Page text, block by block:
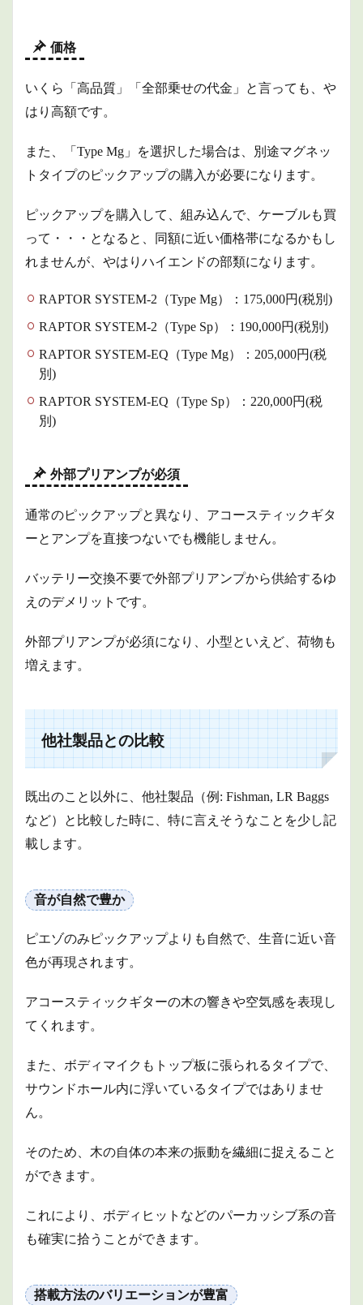
価格
いくら「高品質」「全部乗せの代金」と言っても、や
はり高額です。
また、「Type Mg」を選択した場合は、別途マグネッ
トタイプのピックアップの購入が必要になります。
ピックアップを購入して、組み込んで、ケーブルも買
って・・・となると、同額に近い価格帯になるかもし
れませんが、やはりハイエンドの部類になります。
RAPTOR SYSTEM-2（Type Mg）：175,000円(税別)
RAPTOR SYSTEM-2（Type Sp）：190,000円(税別)
RAPTOR SYSTEM-EQ（Type Mg）：205,000円(税
別)
RAPTOR SYSTEM-EQ（Type Sp）：220,000円(税
別)
外部プリアンプが必須
通常のピックアップと異なり、アコースティックギタ
ーとアンプを直接つないでも機能しません。
バッテリー交換不要で外部プリアンプから供給するゆ
えのデメリットです。
外部プリアンプが必須になり、小型といえど、荷物も
増えます。
他社製品との比較
既出のこと以外に、他社製品（例: Fishman, LR Baggs
など）と比較した時に、特に言えそうなことを少し記
載します。
音が自然で豊か
ピエゾのみピックアップよりも自然で、生音に近い音
色が再現されます。
アコースティックギターの木の響きや空気感を表現し
てくれます。
また、ボディマイクもトップ板に張られるタイプで、
サウンドホール内に浮いているタイプではありませ
ん。
そのため、木の自体の本来の振動を繊細に捉えること
ができます。
これにより、ボディヒットなどのパーカッシブ系の音
も確実に拾うことができます。
搭載方法のバリエーションが豊富